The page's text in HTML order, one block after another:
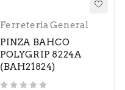
Ferretería General
PINZA BAHCO
POLYGRIP 8224A
(BAH21824)